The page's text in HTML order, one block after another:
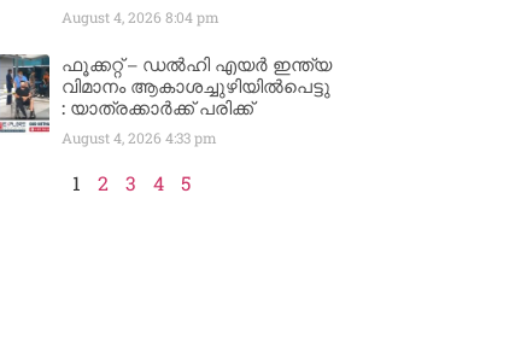
August 4, 2026 8:04 pm
ഫൂക്കറ്റ് – ഡൽഹി എയര്‍ ഇന്ത്യ
വിമാനം ആകാശച്ചുഴിയില്‍പെട്ടു
: യാത്രക്കാര്‍ക്ക് പരിക്ക്
August 4, 2026 4:33 pm
1 2 3 4 5